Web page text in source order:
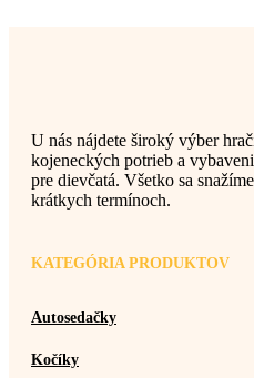
U nás nájdete široký výber
kojeneckých potrieb a
pre dievčatá. Všetko sa
krátkych termínoch.
KATEGÓRIA PRODUKTOV
Autosedačky
Kočíky